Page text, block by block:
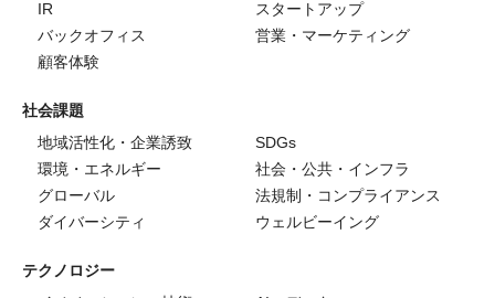
IR
スタートアップ
バックオフィス
営業・マーケティング
顧客体験
社会課題
地域活性化・企業誘致
SDGs
環境・エネルギー
社会・公共・インフラ
グローバル
法規制・コンプライアンス
ダイバーシティ
ウェルビーイング
テクノロジー